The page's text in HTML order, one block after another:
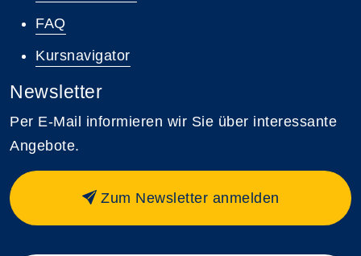
FAQ
Kursnavigator
Newsletter
Per E-Mail informieren wir Sie über interessante
Angebote.
Zum Newsletter anmelden